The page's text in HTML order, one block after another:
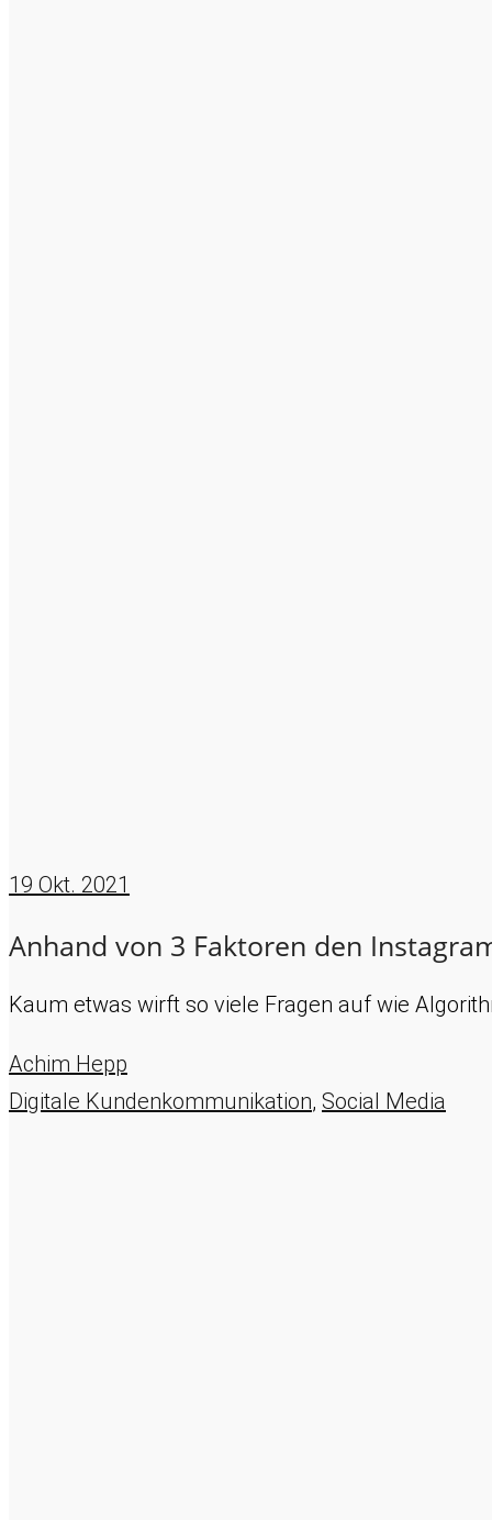
19 Okt. 2021
Anhand von 3 Faktoren den
Kaum etwas wirft so viele Fragen auf wie
Achim Hepp
Digitale Kundenkommunikation, Social Media